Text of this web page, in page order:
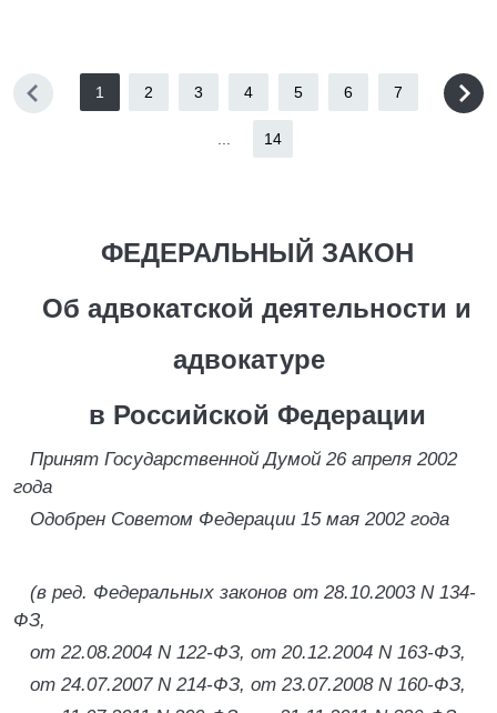
1 2 3 4 5 6 7
14
ФЕДЕРАЛЬНЫЙ ЗАКОН
Об адвокатской деятельности и
адвокатуре
в Российской Федерации
Принят Государственной Думой 26 апреля 2002
года
Одобрен Советом Федерации 15 мая 2002 года
(в ред. Федеральных законов от 28.10.2003 N 134-
ФЗ,
от 22.08.2004 N 122-ФЗ, от 20.12.2004 N 163-ФЗ,
от 24.07.2007 N 214-ФЗ, от 23.07.2008 N 160-ФЗ,